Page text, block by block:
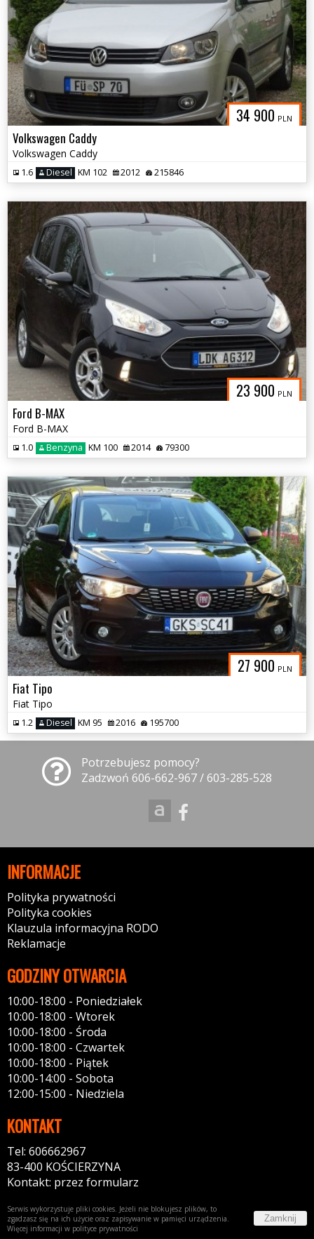
34 900 PLN
Volkswagen Caddy
Volkswagen Caddy
1.6 Diesel KM 102 2012 215846
23 900 PLN
Ford B-MAX
Ford B-MAX
1.0 Benzyna KM 100 2014 79300
27 900 PLN
Fiat Tipo
Fiat Tipo
1.2 Diesel KM 95 2016 195700
Potrzebujesz pomocy?
Zadzwoń 606-662-967 / 603-285-528
INFORMACJE
Polityka prywatności
Polityka cookies
Klauzula informacyjna RODO
Reklamacje
GODZINY OTWARCIA
10:00-18:00 - Poniedziałek
10:00-18:00 - Wtorek
10:00-18:00 - Środa
10:00-18:00 - Czwartek
10:00-18:00 - Piątek
10:00-14:00 - Sobota
12:00-15:00 - Niedziela
KONTAKT
Tel: 606662967
83-400 KOŚCIERZYNA
Kontakt: przez formularz
Serwis wykorzystuje pliki cookies. Jeżeli nie blokujesz plików, to
zgadzasz się na ich użycie oraz zapisywanie w pamięci urządzenia.
Więcej informacji w polityce prywatności
Zamknij